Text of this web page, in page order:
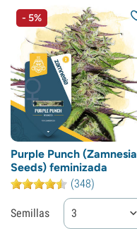
- 5%
Purple Punch (Zamnesia
Seeds) feminizada
(348)
Semillas 3